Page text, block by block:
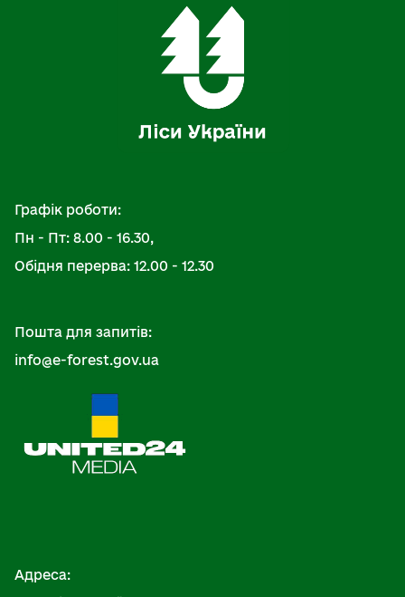
Графік роботи:
Пн - Пт: 8.00 - 16.30,
Обідня перерва: 12.00 - 12.30
Пошта для запитів:
info@e-forest.gov.ua
Адреса: